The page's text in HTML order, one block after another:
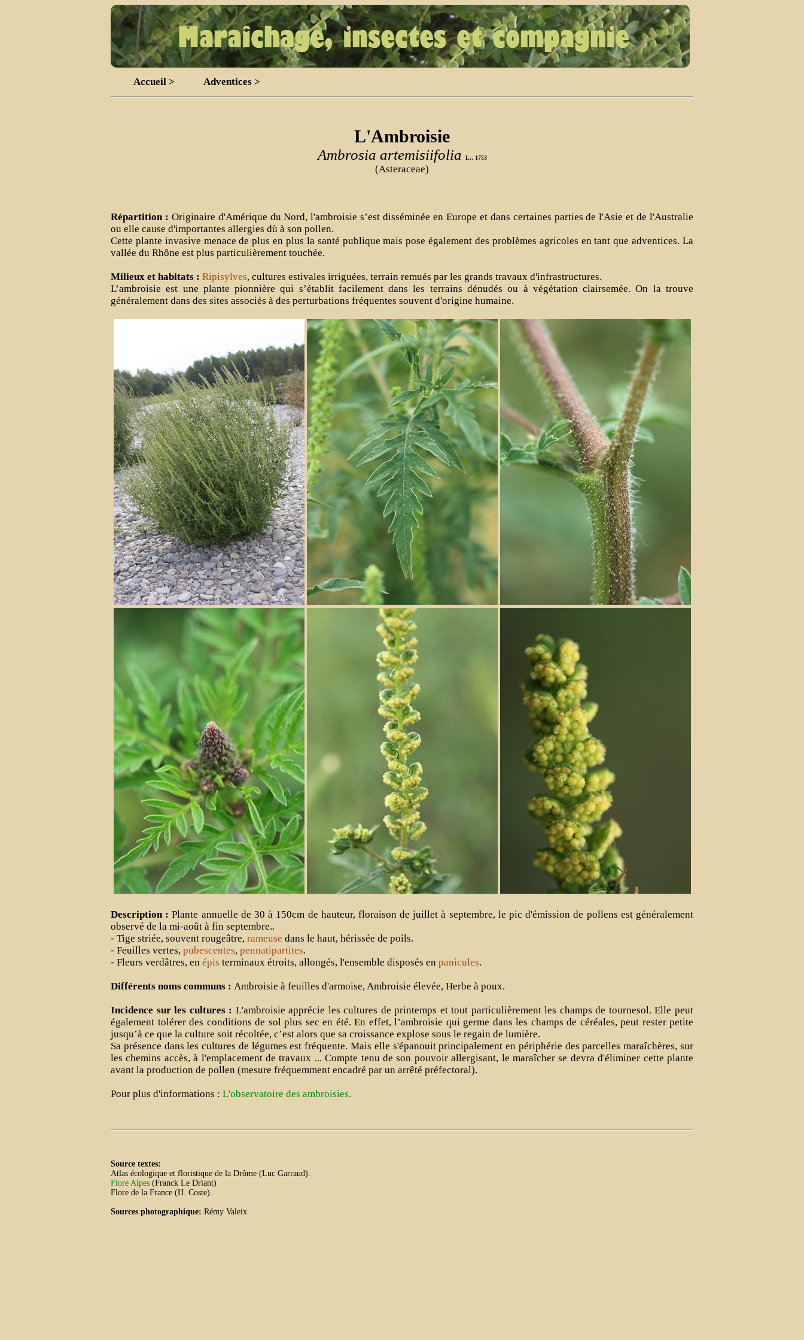
Accueil > Adventices >
L'Ambroisie
Ambrosia artemisiifolia L., 1753
(Asteraceae)
Répartition : Originaire d'Amérique du Nord, l'ambroisie s’est disséminée en Europe et dans certaines parties de l'Asie et de l'Australie
ou elle cause d'importantes allergies dù à son pollen.
Cette plante invasive menace de plus en plus la santé publique mais pose également des problèmes agricoles en tant que adventices. La
vallée du Rhône est plus particulièrement touchée.
Milieux et habitats : Ripisylves, cultures estivales irriguées, terrain remués par les grands travaux d'infrastructures.
L’ambroisie est une plante pionnière qui s’établit facilement dans les terrains dénudés ou à végétation clairsemée. On la trouve
généralement dans des sites associés à des perturbations fréquentes souvent d'origine humaine.
Description :Plante annuelle de 30 à 150cm de hauteur, floraison de juillet à septembre, le pic d'émission de pollens est généralement
observé de la mi-août à fin septembre..
- Tige striée, souvent rougeâtre, rameuse dans le haut, hérissée de poils.
- Feuilles vertes, pubescentes, pennatipartites.
- Fleurs verdâtres, en épis terminaux étroits, allongés, l'ensemble disposés en panicules.
Différents noms communs : Ambroisie à feuilles d'armoise, Ambroisie élevée, Herbe à poux.
Incidence sur les cultures : L'ambroisie apprécie les cultures de printemps et tout particulièrement les champs de tournesol. Elle peut
également tolérer des conditions de sol plus sec en été. En effet, l’ambroisie qui germe dans les champs de céréales, peut rester petite
jusqu’à ce que la culture soit récoltée, c’est alors que sa croissance explose sous le regain de lumière.
Sa présence dans les cultures de légumes est fréquente. Mais elle s'épanouit principalement en périphérie des parcelles maraîchères, sur
les chemins accès, à l'emplacement de travaux ... Compte tenu de son pouvoir allergisant, le maraîcher se devra d'éliminer cette plante
avant la production de pollen (mesure fréquemment encadré par un arrêté préfectoral).
Pour plus d'informations : L'observatoire des ambroisies.
Source textes:
Atlas écologique et floristique de la Drôme (Luc Garraud).
Flore Alpes (Franck Le Driant)
Flore de la France (H. Coste).
Sources photographique: Rémy Valeix